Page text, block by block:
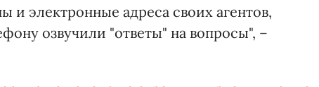
электронные адреса своих агентов,
озвучили "ответы" на вопросы", –